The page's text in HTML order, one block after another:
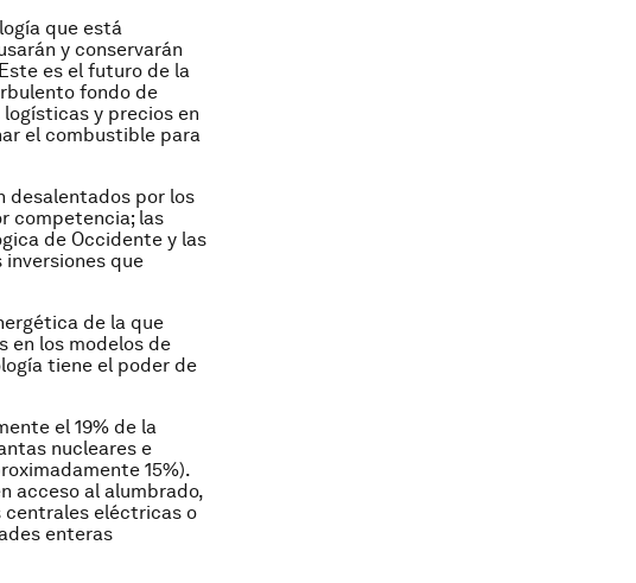
que está
y conservarán
es el futuro de la
fondo de
y precios en
el combustible para
desalentados por los
competencia; las
de Occidente y las
inversiones que
de la que
en los modelos de
tiene el poder de
el 19% de la
nucleares e
15%).
acceso al alumbrado,
centrales eléctricas o
enteras